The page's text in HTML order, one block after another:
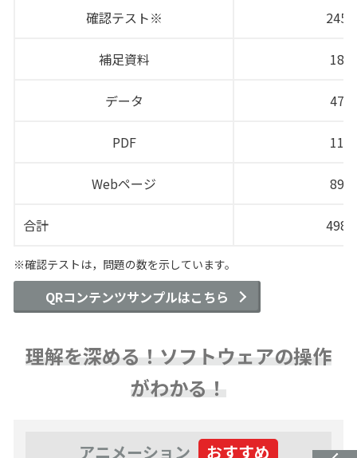
確認テスト※ 245
補足資料 18点
データ 47点
PDF 11点
Webページ 89点
合計 498
※確認テストは，問題の数を示しています。
QRコンテンツサンプルはこちら
理解を深める！ソフトウェアの操作
がわかる！
アニメーション おすすめ